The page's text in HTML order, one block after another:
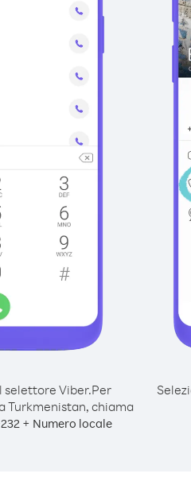
selettore Viber.Per
Turkmenistan, chiama
232+ Numero locale